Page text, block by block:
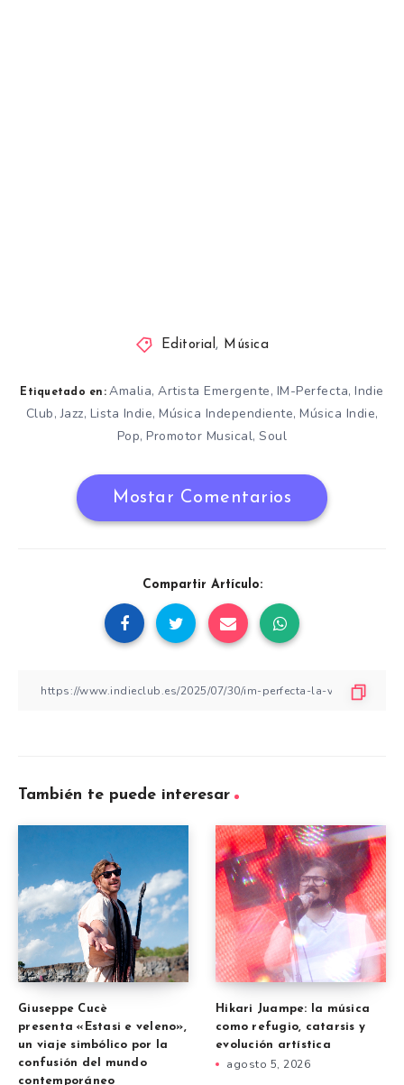
Editorial, Música
Etiquetado en: Amalia,Artista Emergente, IM-Perfecta,Indie
Club,Jazz, Lista Indie, Música Independiente, Música Indie,
Pop,Promotor Musical,Soul
Mostar Comentarios
Compartir Artículo:
También te puede interesar
Giuseppe Cucè
presenta «Estasi e veleno»,
un viaje simbólico por la
confusión del mundo
contemporáneo
Hikari Juampe: la música
como refugio, catarsis y
evolución artística
agosto 5, 2026